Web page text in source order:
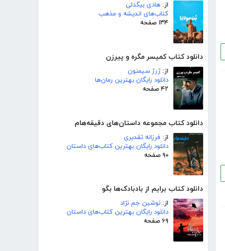
از: هادی بیگدلی
کتاب‌های اندیشه و مذهب
۱۳۴ صفحه
دانلود کتاب کمیسر مگره و پیرزن
از:ژرژ سیمنون
دانلود رایگان بهترین رمان‌ها
۴۲ صفحه
دانلود کتاب مجموعه داستان‌های دقیقه‌هام
از: فرزانه تقدیری
دانلود رایگان بهترین کتاب‌های داستان
۹۰ صفحه
دانلود کتاب برایم از بادبادک‌ها بگو
از: نوشین جم نژاد
دانلود رایگان بهترین کتاب‌های داستان
۶۹ صفحه